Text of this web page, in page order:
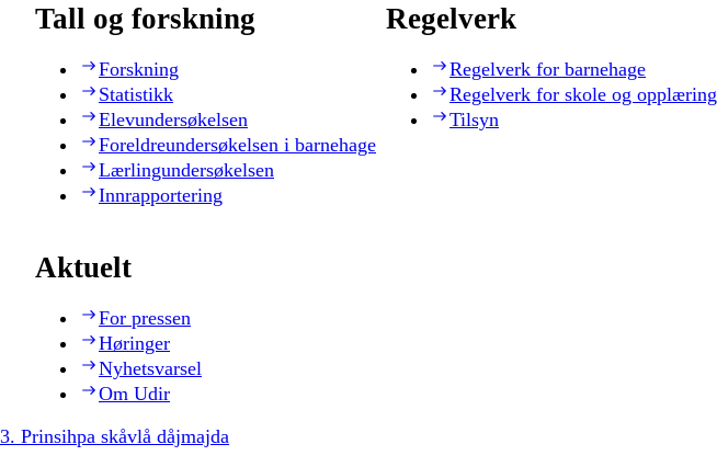
Tall og forskning
Forskning
Statistikk
Elevundersøkelsen
Foreldreundersøkelsen i barnehage
Lærlingundersøkelsen
Innrapportering
Regelverk
Regelverk for barnehage
Regelverk for skole og opplæring
Tilsyn
Aktuelt
For pressen
Høringer
Nyhetsvarsel
Om Udir
3. Prinsihpa skåvlå dåjmajda